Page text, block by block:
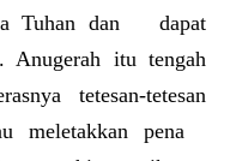
Tuhan dan dapat
Anugerah itu tengah
tetesan-tetesan
meletakkan pena